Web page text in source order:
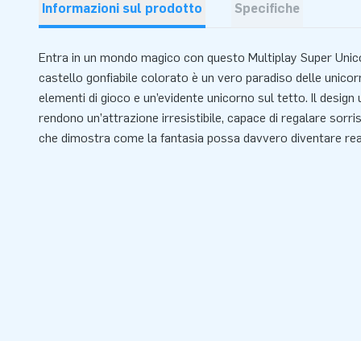
Informazioni sul prodotto Specifiche
Entra in un mondo magico con questo Multiplay Super
castello gonfiabile colorato è un vero paradiso delle
elementi di gioco e un’evidente unicorno sul tetto. Il
rendono un’attrazione irresistibile, capace di regalare
che dimostra come la fantasia possa davvero diventare